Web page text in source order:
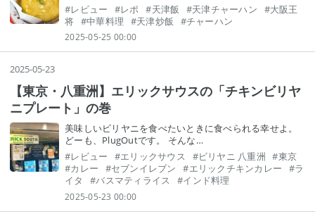
#レビュー #レポ #天津飯 #天津チャーハン #大阪王
将 #中華料理 #天津炒飯 #チャーハン
2025-05-25 00:00
2025-05-23
【東京・八重洲】エリックサウスの「チキンビリヤ
ニプレート」の巻
美味しいビリヤニを食べたいときに食べられる幸せよ。
どーも、PlugOutです。 そんな…
#レビュー #エリックサウス #ビリヤニ 八重洲 #東京
#カレー #セブンイレブン #エリックチキンカレー #ラ
イタ
#バスマティライス #インド料理
2025-05-23 00:00